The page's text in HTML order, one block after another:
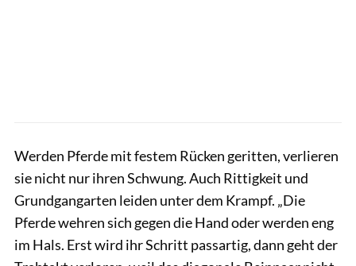
Werden Pferde mit festem Rücken geritten, verlieren
sie nicht nur ihren Schwung. Auch Rittigkeit und
Grundgangarten leiden unter dem Krampf. „Die
Pferde wehren sich gegen die Hand oder werden eng
im Hals. Erst wird ihr Schritt passartig, dann geht der